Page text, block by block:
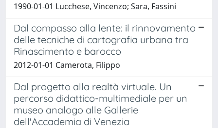
1990-01-01 Lucchese, Vincenzo; Sara, Fassini
Dal compasso alla lente: il rinnovamento
delle tecniche di cartografia urbana tra
Rinascimento e barocco
2012-01-01 Camerota, Filippo
Dal progetto alla realtà virtuale. Un
percorso didattico-multimediale per un
museo analogo alle Gallerie
dell'Accademia di Venezia